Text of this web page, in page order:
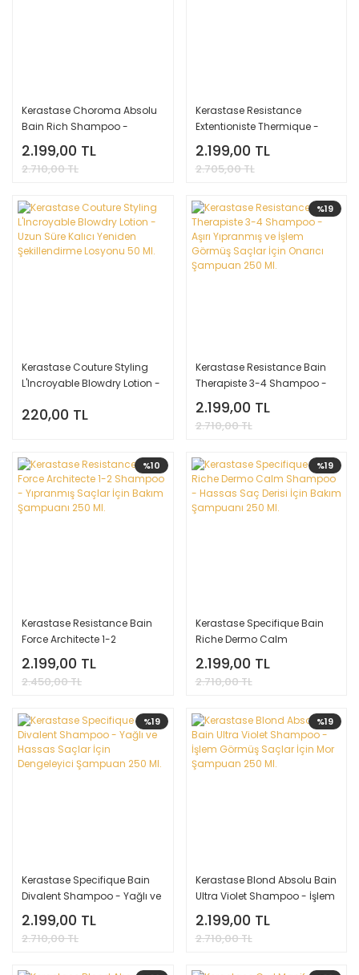
Kerastase Choroma Absolu
Bain Rich Shampoo -
Hasarlı - Boyalı Saçlar için
Şampuan 250 Ml.
2.199,00 TL
2.710,00 TL
Kerastase Resistance
Extentioniste Thermique -
Yıpranmış Saçlar İçin Onarıcı
Bakım Krem 150 Ml.
2.199,00 TL
2.705,00 TL
Kerastase Couture Styling
L'Incroyable Blowdry Lotion -
Şekillendirme Losyonu 50 Ml.
220,00 TL
%19
Kerastase Resistance Bain
Therapiste 3-4 Shampoo -
Aşırı Yıpranmış ve İşlem
Görmüş Saçlar İçin Onarıcı
Şampuan 250 Ml.
2.199,00 TL
2.710,00 TL
%10
Kerastase Resistance Bain
Force Architecte 1-2
Shampoo - Yıpranmış
Saçlar İçin Bakım Şampuanı
250 Ml.
2.199,00 TL
2.450,00 TL
%19
Kerastase Specifique Bain
Riche Dermo Calm
Shampoo - Hassas Saç
Derisi İçin Bakım Şampuanı
250 Ml.
2.199,00 TL
2.710,00 TL
%19
Kerastase Specifique Bain
Divalent Shampoo - Yağlı ve
Hassas Saçlar İçin
Dengeleyici Şampuan 250
Ml.
2.199,00 TL
2.710,00 TL
%19
Kerastase Blond Absolu Bain
Ultra Violet Shampoo - İşlem
Görmüş Saçlar İçin Mor
Şampuan 250 Ml.
2.199,00 TL
2.710,00 TL